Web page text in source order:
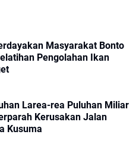
Masyarakat Bonto
Pengolahan Ikan
Larea-rea Puluhan Miliar
Kerusakan Jalan
Kusuma